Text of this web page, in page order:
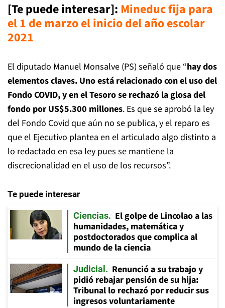
[Te puede interesar]: Mineduc fija para
el 1 de marzo el inicio del año escolar
2021
El diputado Manuel Monsalve (PS) señaló que “hay dos
elementos claves. Uno está relacionado con el uso del
Fondo COVID, y en el Tesoro se rechazó la glosa del
fondo por US$5.300 millones. Es que se aprobó la ley
del Fondo Covid que aún no se publica, y el reparo es
que el Ejecutivo plantea en el articulado algo distinto a
lo redactado en esa ley pues se mantiene la
discrecionalidad en el uso de los recursos”.
Te puede interesar
Ciencias
El golpe de Lincolao a las
humanidades, matemática y
postdoctorados que complica al
mundo de la ciencia
Judicial
Renunció a su trabajo y
pidió rebajar pensión de su hija:
Tribunal lo rechazó por reducir sus
ingresos voluntariamente